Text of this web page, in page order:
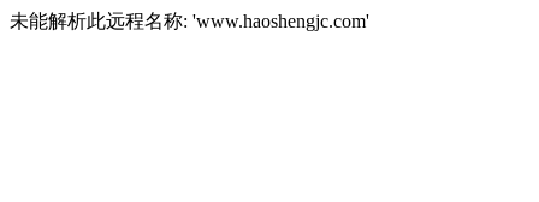
未能解析此远程名称: 'www.haoshengjc.com'